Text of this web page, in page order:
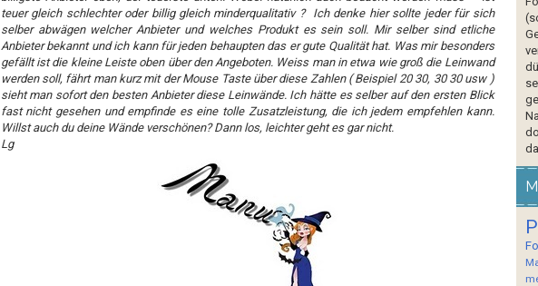
teuer gleich schlechter oder billig gleich minderqualitativ ? Ich denke hier sollte jeder für sich
selber abwägen welcher Anbieter und welches Produkt es sein soll. Mir selber sind etliche
Anbieter bekannt und ich kann für jeden behaupten das er gute Qualität hat. Was mir besonders
gefällt ist die kleine Leiste oben über den Angeboten. Weiss man in etwa wie groß die Leinwand
werden soll, fährt man kurz mit der Mouse Taste über diese Zahlen ( Beispiel 20 30, 30 30 usw )
sieht man sofort den besten Anbieter diese Leinwände. Ich hätte es selber auf den ersten Blick
fast nicht gesehen und empfinde es eine tolle Zusatzleistung, die ich jedem empfehlen kann.
Willst auch du deine Wände verschönen? Dann los, leichter geht es gar nicht.
Lg